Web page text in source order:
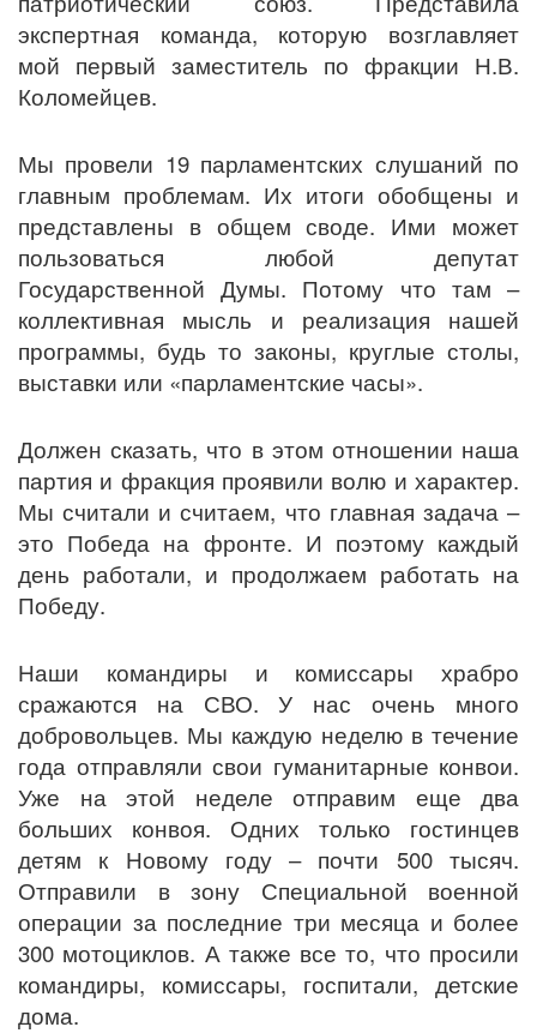
экспертная команда, которую возглавляет
мой первый заместитель по фракции Н.В.
Коломейцев.
Мы провели 19 парламентских слушаний по
главным проблемам. Их итоги обобщены и
представлены в общем своде. Ими может
пользоваться любой депутат
Государственной Думы. Потому что там –
коллективная мысль и реализация нашей
программы, будь то законы, круглые столы,
выставки или «парламентские часы».
Должен сказать, что в этом отношении наша
партия и фракция проявили волю и характер.
Мы считали и считаем, что главная задача –
это Победа на фронте. И поэтому каждый
день работали, и продолжаем работать на
Победу.
Наши командиры и комиссары храбро
сражаются на СВО. У нас очень много
добровольцев. Мы каждую неделю в течение
года отправляли свои гуманитарные конвои.
Уже на этой неделе отправим еще два
больших конвоя. Одних только гостинцев
детям к Новому году – почти 500 тысяч.
Отправили в зону Специальной военной
операции за последние три месяца и более
300 мотоциклов. А также все то, что просили
командиры, комиссары, госпитали, детские
дома.